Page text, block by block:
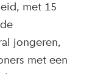
met 15
jongeren,
met een